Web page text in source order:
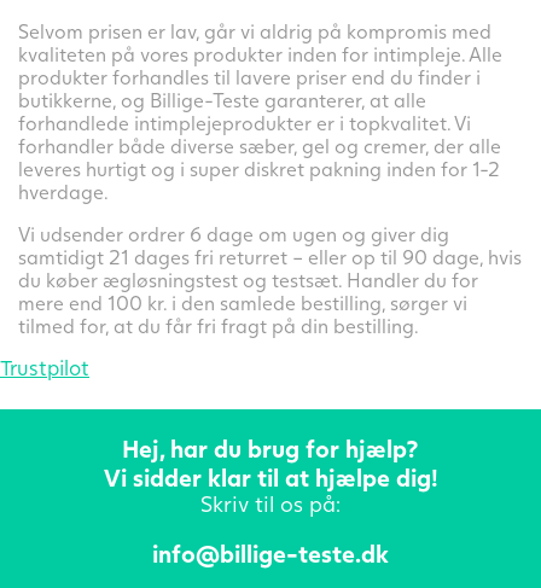
Selvom prisen er lav, går vi aldrig på kompromis med
kvaliteten på vores produkter inden for intimpleje. Alle
produkter forhandles til lavere priser end du finder i
butikkerne, og Billige-Teste garanterer, at alle
forhandlede intimplejeprodukter er i topkvalitet. Vi
forhandler både diverse sæber, gel og cremer, der alle
leveres hurtigt og i super diskret pakning inden for 1-2
hverdage.
Vi udsender ordrer 6 dage om ugen og giver dig
samtidigt 21 dages fri returret – eller op til 90 dage, hvis
du køber ægløsningstest og testsæt. Handler du for
mere end 100 kr. i den samlede bestilling, sørger vi
tilmed for, at du får fri fragt på din bestilling.
Trustpilot
Hej, har du brug for hjælp?
Vi sidder klar til at hjælpe dig!
Skriv til os på:
info@billige-teste.dk